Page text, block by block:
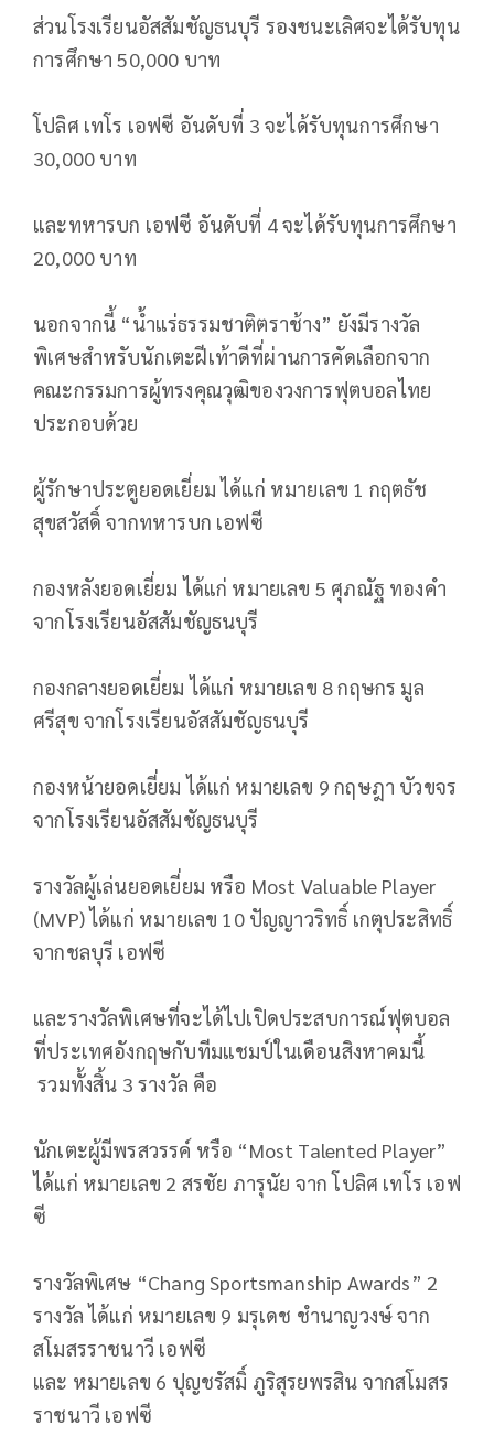
ส่วนโรงเรียนอัสสัมชัญธนบุรี รองชนะเลิศจะได้รับทุน
การศึกษา 50,000 บาท
โปลิศ เทโร เอฟซี อันดับที่ 3 จะได้รับทุนการศึกษา
30,000 บาท
และทหารบก เอฟซี อันดับที่ 4 จะได้รับทุนการศึกษา
20,000 บาท
นอกจากนี้ “น้ำแร่ธรรมชาติตราช้าง” ยังมีรางวัล
พิเศษสำหรับนักเตะฝีเท้าดีที่ผ่านการคัดเลือกจาก
คณะกรรมการผู้ทรงคุณวุฒิของวงการฟุตบอลไทย
ประกอบด้วย
ผู้รักษาประตูยอดเยี่ยม ได้แก่ หมายเลข 1 กฤตธัช
สุขสวัสดิ์ จากทหารบก เอฟซี
กองหลังยอดเยี่ยม ได้แก่ หมายเลข 5 ศุภณัฐ ทองคำ
จากโรงเรียนอัสสัมชัญธนบุรี
กองกลางยอดเยี่ยม ได้แก่ หมายเลข 8 กฤษกร มูล
ศรีสุข จากโรงเรียนอัสสัมชัญธนบุรี
กองหน้ายอดเยี่ยม ได้แก่ หมายเลข 9 กฤษฎา บัวขจร
จากโรงเรียนอัสสัมชัญธนบุรี
รางวัลผู้เล่นยอดเยี่ยม หรือ Most Valuable Player
(MVP) ได้แก่ หมายเลข 10 ปัญญาวริทธิ์ เกตุประสิทธิ์
จากชลบุรี เอฟซี
และรางวัลพิเศษที่จะได้ไปเปิดประสบการณ์ฟุตบอล
ที่ประเทศอังกฤษกับทีมแชมป์ในเดือนสิงหาคมนี้
รวมทั้งสิ้น 3 รางวัล คือ
นักเตะผู้มีพรสวรรค์ หรือ “Most Talented Player”
ได้แก่ หมายเลข 2 สรชัย ภารุนัย จาก โปลิศ เทโร เอฟ
ซี
รางวัลพิเศษ “Chang Sportsmanship Awards” 2
รางวัล ได้แก่ หมายเลข 9 มรุเดช ชำนาญวงษ์ จาก
สโมสรราชนาวี เอฟซี
และ หมายเลข 6 ปุญชรัสมิ์ ภูริสุรยพรสิน จากสโมสร
ราชนาวี เอฟซี